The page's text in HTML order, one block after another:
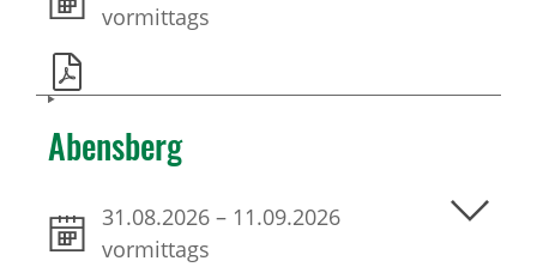
vormittags
Abensberg
31.08.2026 – 11.09.2026
vormittags